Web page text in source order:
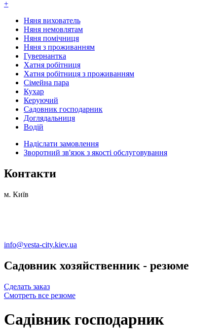
+
Няня вихователь
Няня немовлятам
Няня помічниця
Няня з проживанням
Гувернантка
Хатня робітниця
Хатня робітниця з проживанням
Сімейна пара
Кухар
Керуючий
Садовник господарник
Доглядальниця
Водій
Надіслати замовлення
Зворотний зв'язок з якості обслуговування
Контакти
м. Київ
info@vesta-city.kiev.ua
Садовник хозяйственник - резюме
Сделать заказ
Смотреть все резюме
Садівник господарник